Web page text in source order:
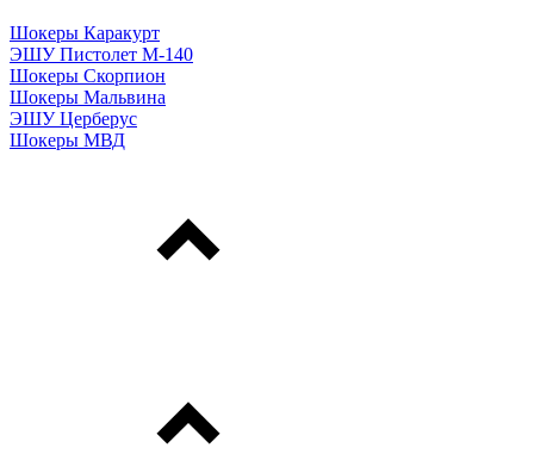
Шокеры Каракурт
ЭШУ Пистолет М-140
Шокеры Скорпион
Шокеры Мальвина
ЭШУ Церберус
Шокеры МВД